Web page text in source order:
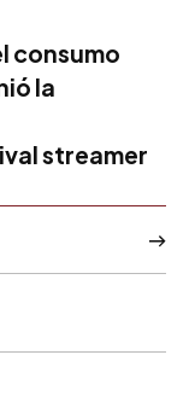
consumo
la
streamer